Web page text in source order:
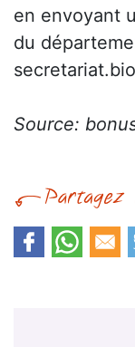
en envoyant
du
Source: